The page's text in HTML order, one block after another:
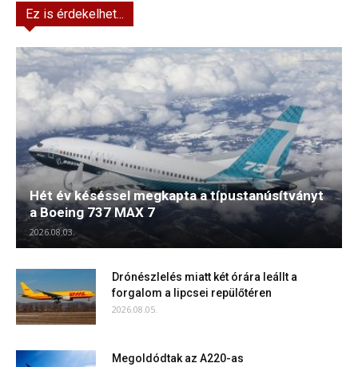
Ez is érdekelhet...
Hét év késéssel megkapta a típustanúsítványt
a Boeing 737 MAX 7
2026.08.03.
Drónészlelés miatt két órára leállt a
forgalom a lipcsei repülőtéren
2026.08.05.
Megoldódtak az A220-as